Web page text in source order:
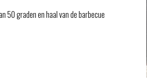
50 graden en haal van de barbecue